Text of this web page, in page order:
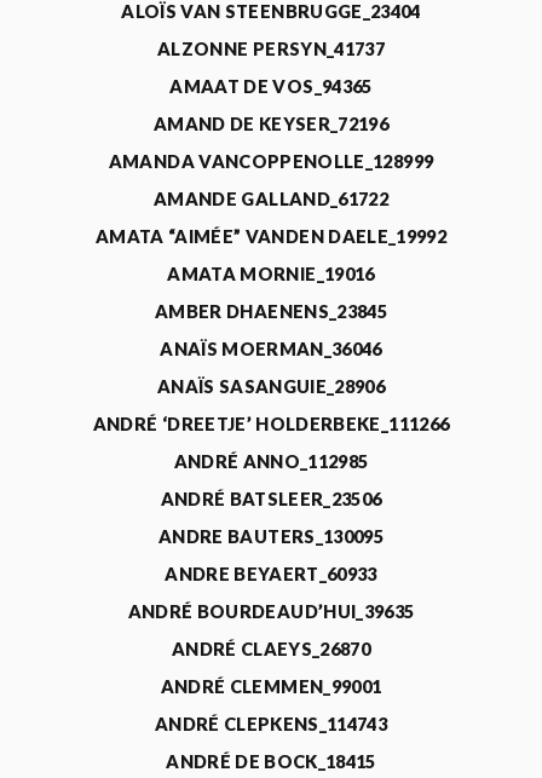
ALOÏS VAN STEENBRUGGE_23404
ALZONNE PERSYN_41737
AMAAT DE VOS_94365
AMAND DE KEYSER_72196
AMANDA VANCOPPENOLLE_128999
AMANDE GALLAND_61722
AMATA “AIMÉE” VANDEN DAELE_19992
AMATA MORNIE_19016
AMBER DHAENENS_23845
ANAÏS MOERMAN_36046
ANAÏS SASANGUIE_28906
ANDRÉ ‘DREETJE’ HOLDERBEKE_111266
ANDRÉ ANNO_112985
ANDRÉ BATSLEER_23506
ANDRE BAUTERS_130095
ANDRE BEYAERT_60933
ANDRÉ BOURDEAUD’HUI_39635
ANDRÉ CLAEYS_26870
ANDRÉ CLEMMEN_99001
ANDRÉ CLEPKENS_114743
ANDRÉ DE BOCK_18415